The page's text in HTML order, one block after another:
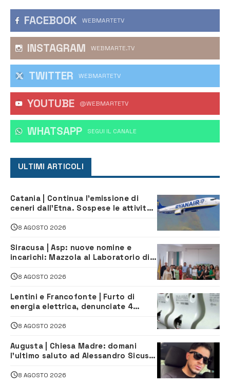
FACEBOOK WEBMARTETV
INSTAGRAM WEBMARTE.TV
TWITTER WEBMARTETV
YOUTUBE @WEBMARTETV
WHATSAPP ‎SEGUI IL CANALE
ULTIMI ARTICOLI
Catania | Continua l’emissione di
ceneri dall’Etna. Sospese le attività
8 AGOSTO 2026
Siracusa | Asp: nuove nomine e
incarichi: Mazzola al Laboratorio di
Servizio Legale
8 AGOSTO 2026
Lentini e Francofonte | Furto di
energia elettrica, denunciate 4
8 AGOSTO 2026
Augusta | Chiesa Madre: domani
l’ultimo saluto ad Alessandro Sicuso,
8 AGOSTO 2026